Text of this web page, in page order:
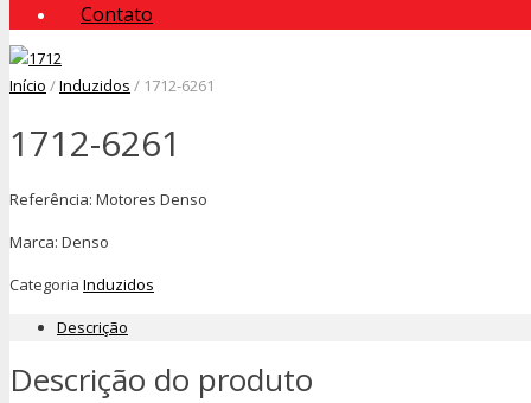
Contato
Início /Induzidos / 1712-6261
1712-6261
Referência: Motores Denso
Marca: Denso
Categoria Induzidos
Descrição
Descrição do produto